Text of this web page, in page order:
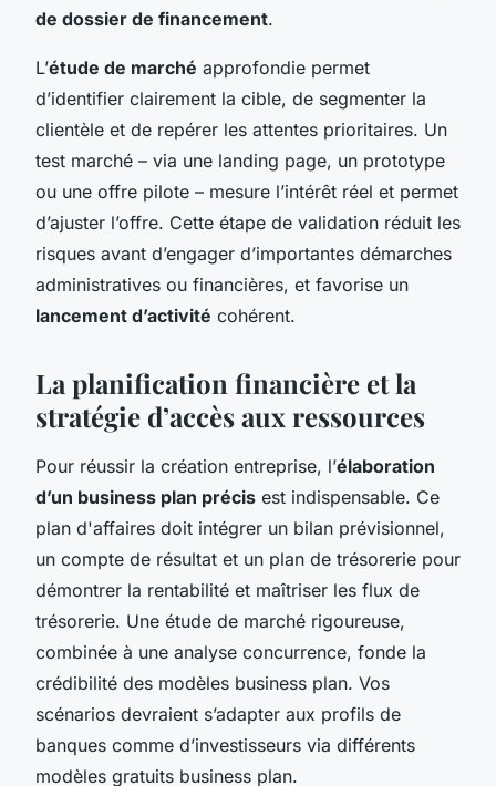
de dossier de financement.
L’étude de marché approfondie permet
d’identifier clairement la cible, de segmenter la
clientèle et de repérer les attentes prioritaires. Un
test marché – via une landing page, un prototype
ou une offre pilote – mesure l’intérêt réel et permet
d’ajuster l’offre. Cette étape de validation réduit les
risques avant d’engager d’importantes démarches
administratives ou financières, et favorise un
lancement d’activité cohérent.
La planification financière et la
stratégie d’accès aux ressources
Pour réussir la création entreprise, l’élaboration
d’un business plan précis est indispensable. Ce
plan d'affaires doit intégrer un bilan prévisionnel,
un compte de résultat et un plan de trésorerie pour
démontrer la rentabilité et maîtriser les flux de
trésorerie. Une étude de marché rigoureuse,
combinée à une analyse concurrence, fonde la
crédibilité des modèles business plan. Vos
scénarios devraient s’adapter aux profils de
banques comme d’investisseurs via différents
modèles gratuits business plan.